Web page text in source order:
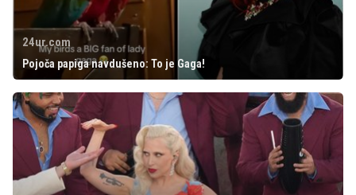
24ur.com
Pojoča papiga navdušeno: To je Gaga!